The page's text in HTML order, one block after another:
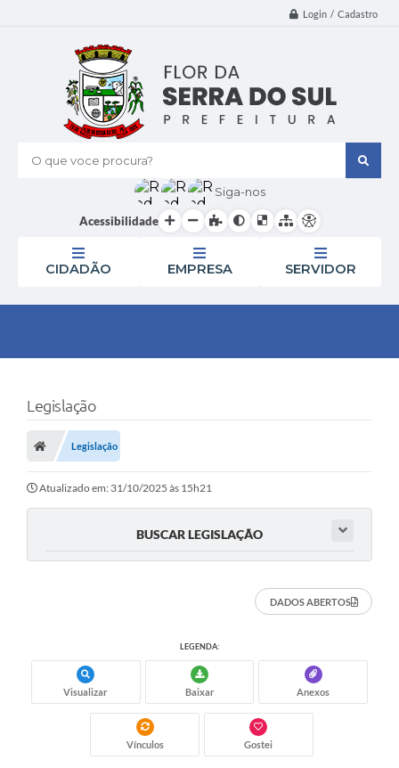
Login / Cadastro
O que voce procura?
Siga-nos
Acessibilidade
CIDADÃO EMPRESA SERVIDOR
Legislação
Legislação
Atualizado em: 31/10/2025 às 15h21
BUSCAR LEGISLAÇÃO
DADOS ABERTOS
LEGENDA:
Visualizar Baixar Anexos
Vínculos Gostei